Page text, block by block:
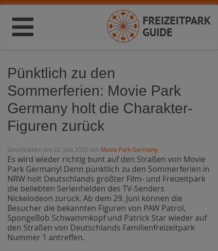
Pünktlich zu den
Sommerferien: Movie Park
Germany holt die Charakter-
Figuren zurück
Geschrieben am 22. Juni 2020 von Movie Park Germany
Es wird wieder richtig bunt auf den Straßen von Movie
Park Germany! Denn pünktlich zu den Sommerferien in
NRW holt Deutschlands größter Film- und Freizeitpark
die beliebten Serienhelden des TV-Senders
Nickelodeon zurück. Ab dem 29. Juni können die
Besucher die bekannten Figuren von PAW Patrol,
SpongeBob Schwammkopf und Patrick Star wieder auf
den Straßen von Deutschlands Familienfreizeitpark
Nummer 1 antreffen.